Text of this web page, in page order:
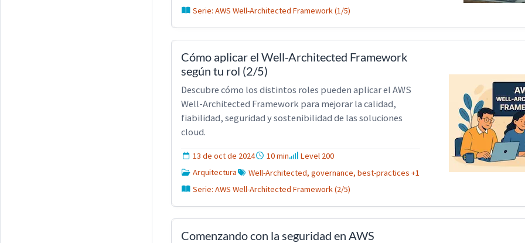
Serie: AWS Well-Architected Framework (1/5)
Cómo aplicar el Well-Architected Framework
según tu rol (2/5)
Descubre cómo los distintos roles pueden aplicar el AWS
Well-Architected Framework para mejorar la calidad,
fiabilidad, seguridad y sostenibilidad de las soluciones
cloud.
13 de oct de 2024 10 min
Level 200
Arquitectura
Well-Architected, governance, best-practices +1
Serie: AWS Well-Architected Framework (2/5)
Comenzando con la seguridad en AWS